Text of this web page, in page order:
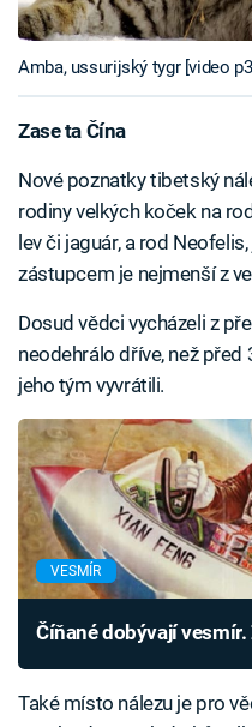
Amba, ussurijský tygr [video
Zase ta Čína
Nové poznatky tibetský
rodiny velkých koček na
lev či jaguár, a rod
zástupcem je nejmenší z
Dosud vědci vycházeli z
neodehrálo dříve, než před
jeho tým vyvrátili.
VESMÍR
Číňané dobývají
Také místo nálezu je pro